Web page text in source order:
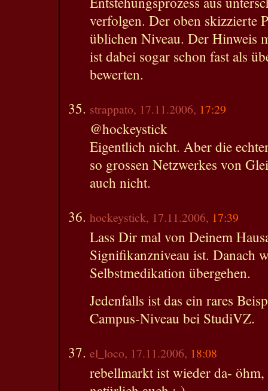
verfolgen. Der oben skizzierte
üblichen Niveau. Der Hinweis
ist dabei sogar schon fast als
bewerten.
strappato, 17.11.2006, 17:29
@hockeystick
Eigentlich nicht. Aber die
so grossen Netzwerkes von
auch nicht.
hockeystick, 17.11.2006, 17:39
Lass Dir mal von Deinem
Signifikanzniveau ist. Danach
Selbstmedikation übergehen.
Jedenfalls ist das ein rares
Campus-Niveau bei StudiVZ.
el_loco, 17.11.2006, 18:08
rebellmarkt ist wieder da-